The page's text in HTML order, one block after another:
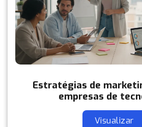
Estratégias de
empresas de
Visualizar